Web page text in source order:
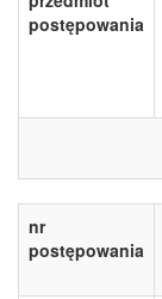
postępowania
nr
postępowania